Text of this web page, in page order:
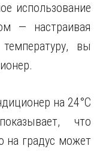
использование
— настраивая
вы
на 24°C
что
на градус может